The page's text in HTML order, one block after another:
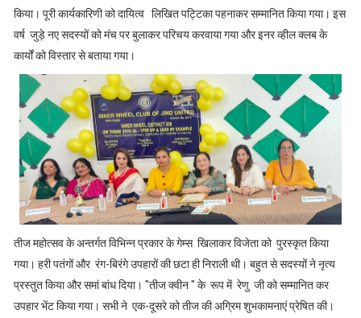
किया। पूरी कार्यकारिणी को दायित्व लिखित पट्टिका पहनाकर सम्मानित किया गया। इस
वर्ष जुड़े नए सदस्यों को मंच पर बुलाकर परिचय करवाया गया और इनर व्हील क्लब के
कार्यों को विस्तार से बताया गया।
तीज महोत्सव के अन्तर्गत विभिन्न प्रकार के गेम्स खिलाकर विजेता को पुरस्कृत किया
गया। हरी पतंगों और रंग-बिरंगे उपहारों की छटा ही निराली थी। बहुत से सदस्यों ने नृत्य
प्रस्तुत किया और समां बांध दिया। "तीज क्वीन " के रूप में रेणु जी को सम्मानित कर
उपहार भेंट किया गया। सभी ने एक-दूसरे को तीज की अग्रिम शुभकामनाएं प्रेषित की।